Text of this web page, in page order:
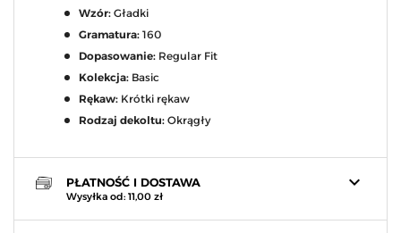
Wzór: Gładki
Gramatura: 160
Dopasowanie: Regular Fit
Kolekcja: Basic
Rękaw: Krótki rękaw
Rodzaj dekoltu: Okrągły
keyboard_arrow_down
PŁATNOŚĆ I DOSTAWA
Wysyłka od: 11,00 zł